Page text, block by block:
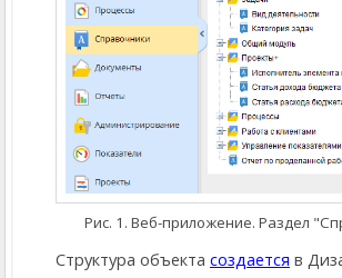
Рис. 1. Веб-приложение. Раздел
Структура объекта создается в